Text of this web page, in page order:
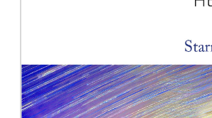
PARTITIONS POUR ENSEMBLES